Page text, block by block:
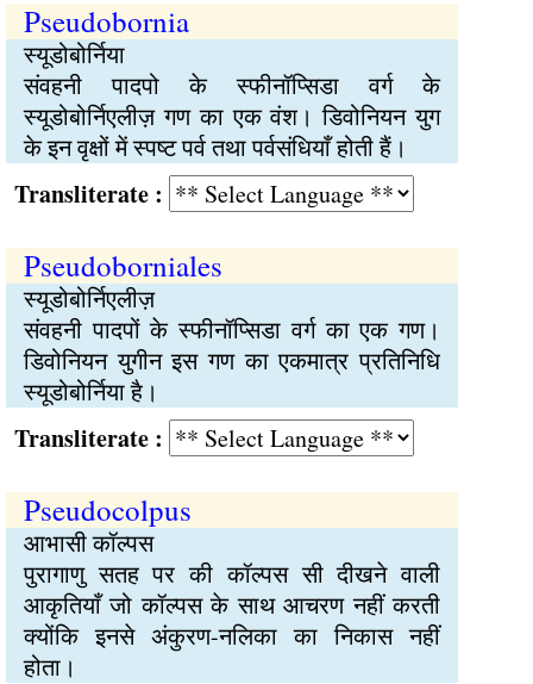
Pseudobornia
स्यूडोबोर्निया
संवहनी पादपो के स्फीनॉप्सिडा वर्ग के
स्यूडोबोर्निएलीज़ गण का एक वंश। डिवोनियन युग
के इन वृक्षों में स्पष्ट पर्व तथा पर्वसंधियाँ होती हैं।
:
Pseudoborniales
स्यूडोबोर्निएलीज़
संवहनी पादपों के स्फीनॉप्सिडा वर्ग का एक गण।
डिवोनियन युगीन इस गण का एकमात्र प्रतिनिधि
स्यूडोबोर्निया है।
:
Pseudocolpus
आभासी कॉल्पस
पुरागाणु सतह पर की कॉल्पस सी दीखने वाली
आकृतियाँ जो कॉल्पस के साथ आचरण नहीं करती
क्योंकि इनसे अंकुरण-नलिका का निकास नहीं
होता।